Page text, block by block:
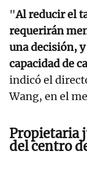
"Al reducir el
requerirán
una decisión,
capacidad de
indicó el
Wang, en el
Propietaria
del centro